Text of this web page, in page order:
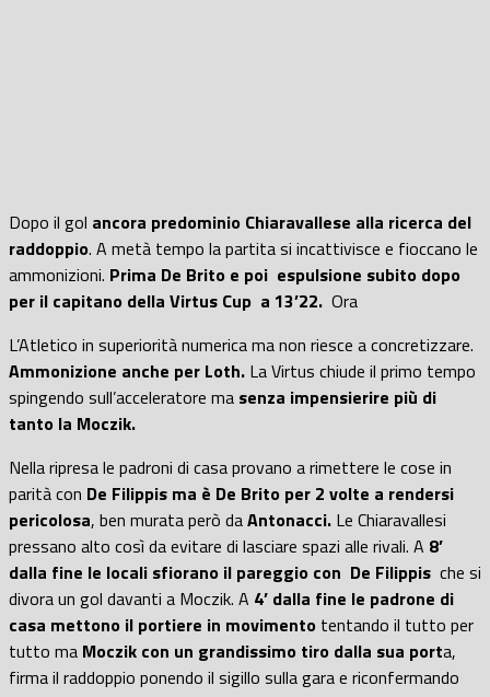
Dopo il gol ancora predominio Chiaravallese alla ricerca del
raddoppio. A metà tempo la partita si incattivisce e fioccano le
ammonizioni. Prima De Brito e poi espulsione subito dopo
per il capitano della Virtus Cup a 13’22. Ora
L’Atletico in superiorità numerica ma non riesce a concretizzare.
Ammonizione anche per Loth. La Virtus chiude il primo tempo
spingendo sull’acceleratore ma senza impensierire più di
tanto la Moczik.
Nella ripresa le padroni di casa provano a rimettere le cose in
parità con De Filippis ma è De Brito per 2 volte a rendersi
pericolosa, ben murata però daAntonacci. Le Chiaravallesi
pressano alto così da evitare di lasciare spazi alle rivali. A 8’
dalla fine le locali sfiorano il pareggio con De Filippis che si
divora un gol davanti a Moczik. A 4’ dalla fine le padrone di
casa mettono il portiere in movimento tentando il tutto per
tutto ma Moczik con un grandissimo tiro dalla sua porta,
firma il raddoppio ponendo il sigillo sulla gara e riconfermando